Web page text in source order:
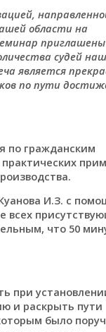
области на
судей
является
по пути
по гражданским
И.З. с
всех
что 50
при
и раскрыть пути
было